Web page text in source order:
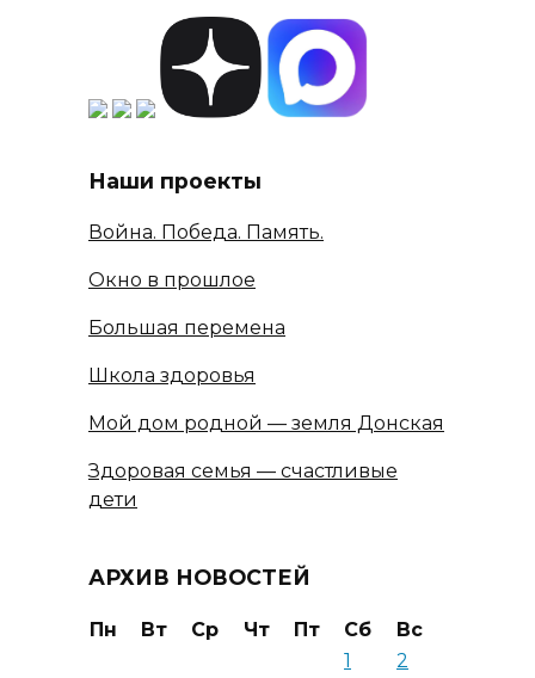
Наши проекты
Война. Победа. Память.
Окно в прошлое
Большая перемена
Школа здоровья
Мой дом родной — земля Донская
Здоровая семья — счастливые
дети
АРХИВ НОВОСТЕЙ
Пн Вт Ср Чт Пт Сб
Вс
1
2